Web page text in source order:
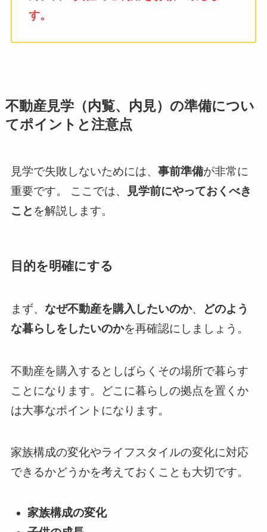
す。
不動産見学（内覧、内見）の準備につい
てポイントと注意点
見学で失敗しないためには、 事前準備が非常に
重要です。 ここでは、
見学前にやっておくべき
こと を解説します。
目的を明確にする
まず、 なぜ不動産を購入したいのか、
どのよう
な暮らしをしたいのかを再確認にしましょう。
不動産を購入するとしばらくその場所で暮らす
ことになります。どこに暮らしの拠点を置くか
は大事なポイントになります。
家族構成の変化やライフスタイルの変化に対応
できるかどうかを考えておくことも大切です。
家族構成の変化